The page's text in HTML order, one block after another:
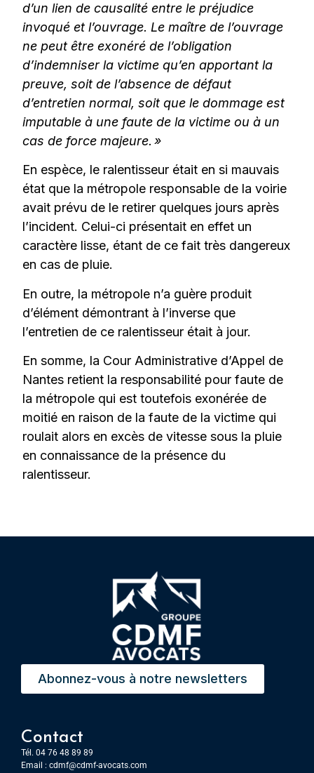
d’un lien de causalité entre le préjudice
invoqué et l’ouvrage. Le maître de l’ouvrage
ne peut être exonéré de l’obligation
d’indemniser la victime qu’en apportant la
preuve, soit de l’absence de défaut
d’entretien normal, soit que le dommage est
imputable à une faute de la victime ou à un
cas de force majeure. »
En espèce, le ralentisseur était en si mauvais
état que la métropole responsable de la voirie
avait prévu de le retirer quelques jours après
l’incident. Celui-ci présentait en effet un
caractère lisse, étant de ce fait très dangereux
en cas de pluie.
En outre, la métropole n’a guère produit
d’élément démontrant à l’inverse que
l’entretien de ce ralentisseur était à jour.
En somme, la Cour Administrative d’Appel de
Nantes retient la responsabilité pour faute de
la métropole qui est toutefois exonérée de
moitié en raison de la faute de la victime qui
roulait alors en excès de vitesse sous la pluie
en connaissance de la présence du
ralentisseur.
Abonnez-vous à notre newsletters
Contact
Tél. 04 76 48 89 89
Email : cdmf@cdmf-avocats.com